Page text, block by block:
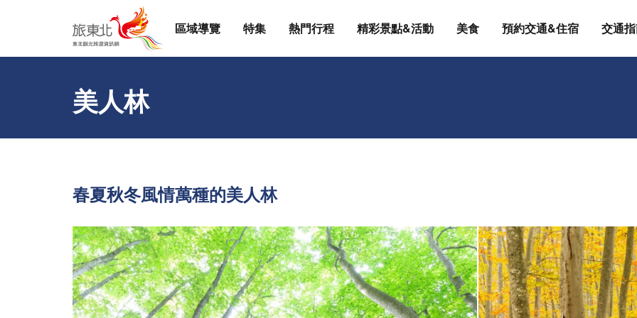
區域導覽 特集 熱門行程 精彩景點&活動 美食 預約交通&住宿 交通
美人林
春夏秋冬風情萬種的美人林